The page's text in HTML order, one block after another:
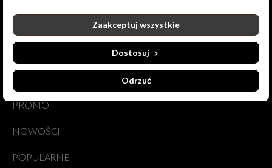
790 625 125
sklep@csrpk.pl
PRODUKTY
PROMO
NOWOŚCI
POPULARNE
Odrzuć
Dostosuj
Zaakceptuj wszystkie